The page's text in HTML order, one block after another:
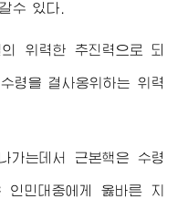
수 있다.
위력한 추진력으로 되
령을 결사옹위하는 위력
가는데서 근본핵은 수령
인민대중에게 옳바른 지